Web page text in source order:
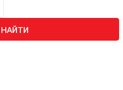
НАЙТИ